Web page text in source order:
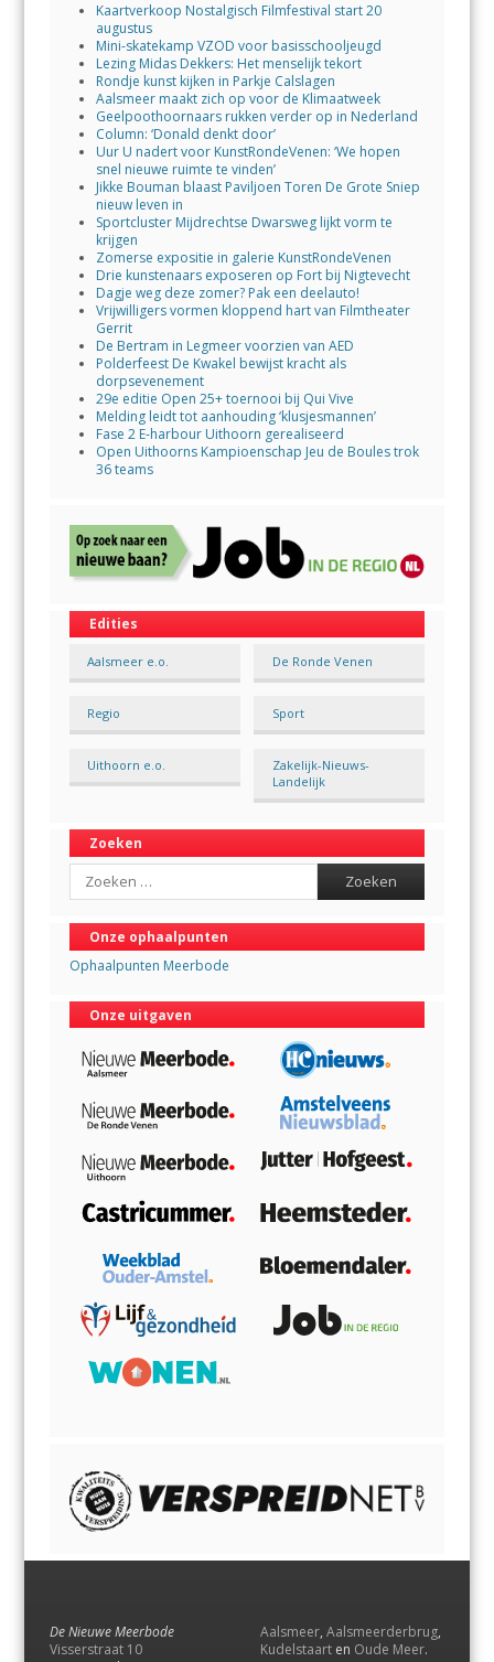
Kaartverkoop Nostalgisch Filmfestival start 20
augustus
Mini-skatekamp VZOD voor basisschooljeugd
Lezing Midas Dekkers: Het menselijk tekort
Rondje kunst kijken in Parkje Calslagen
Aalsmeer maakt zich op voor de Klimaatweek
Geelpoothoornaars rukken verder op in Nederland
Column: ‘Donald denkt door’
Uur U nadert voor KunstRondeVenen: ‘We hopen
snel nieuwe ruimte te vinden’
Jikke Bouman blaast Paviljoen Toren De Grote Sniep
nieuw leven in
Sportcluster Mijdrechtse Dwarsweg lijkt vorm te
krijgen
Zomerse expositie in galerie KunstRondeVenen
Drie kunstenaars exposeren op Fort bij Nigtevecht
Dagje weg deze zomer? Pak een deelauto!
Vrijwilligers vormen kloppend hart van Filmtheater
Gerrit
De Bertram in Legmeer voorzien van AED
Polderfeest De Kwakel bewijst kracht als
dorpsevenement
29e editie Open 25+ toernooi bij Qui Vive
Melding leidt tot aanhouding ‘klusjesmannen’
Fase 2 E-harbour Uithoorn gerealiseerd
Open Uithoorns Kampioenschap Jeu de Boules trok
36 teams
Edities
Aalsmeer e.o. De Ronde Venen
Regio Sport
Uithoorn e.o.
Zakelijk-Nieuws-
Landelijk
Zoeken
Search
Onze ophaalpunten
Ophaalpunten Meerbode
Onze uitgaven
De Nieuwe Meerbode
Visserstraat 10
Aalsmeer, Aalsmeerderbrug,
Kudelstaart en Oude Meer.